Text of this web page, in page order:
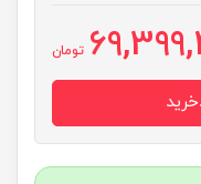
تومان